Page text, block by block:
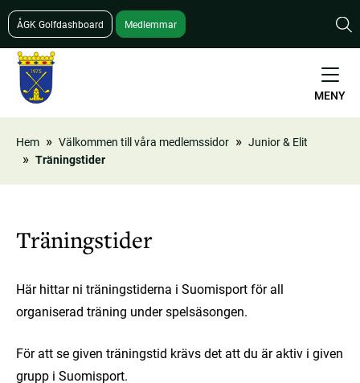
Hoppa
till
huvudinnehåll
ÅGK Golfdashboard Medlemmar
MENY
Länkstig
Hem Välkommen till våra medlemssidor
Junior & Elit
Träningstider
Träningstider
Här hittar ni träningstiderna i Suomisport för all
organiserad träning under spelsäsongen.
För att se given träningstid krävs det att du är aktiv i given
grupp i Suomisport.